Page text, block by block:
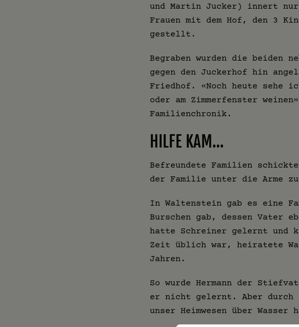
und Martin Jucker) innert nur
Frauen mit dem Hof, den 3
gestellt.
Begraben wurden die beiden
gegen den Juckerhof hin
Friedhof. «Noch heute sehe
oder am Zimmerfenster
Familienchronik.
HILFE KAM…
Befreundete Familien
der Familie unter die Arme
In Waltenstein gab es eine
Burschen gab, dessen Vater
hatte Schreiner gelernt und
Zeit üblich war, heiratete
Jahren.
So wurde Hermann der
er nicht gelernt. Aber durch
unser Heimwesen über Wasser